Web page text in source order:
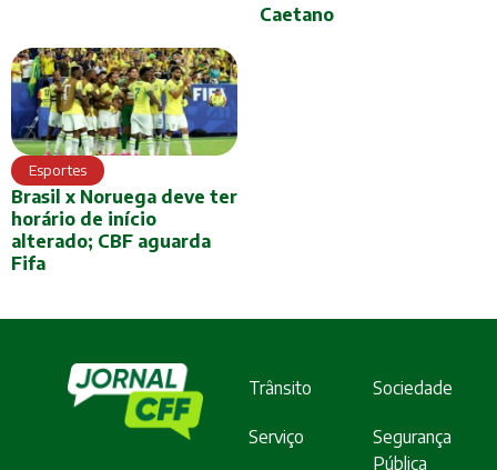
Caetano
Esportes
Brasil x Noruega deve ter
horário de início
alterado; CBF aguarda
Fifa
Trânsito Sociedade
Serviço
Segurança
Pública